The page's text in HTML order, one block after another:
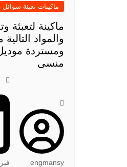
ماكينات تعبئة
ماكينة
والمواد
منسى
engmansy فبراير